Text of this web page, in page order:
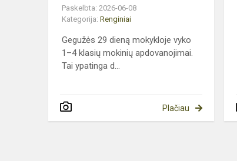
Paskelbta: 2026-06-08
Kategorija: Renginiai
Gegužės 29 dieną mokykloje vyko
1–4 klasių mokinių apdovanojimai.
Tai ypatinga d...
Plačiau